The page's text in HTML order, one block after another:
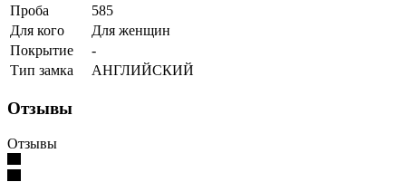
Проба
585
Для кого
Для женщин
Покрытие
-
Тип замка
АНГЛИЙСКИЙ
Отзывы
Отзывы